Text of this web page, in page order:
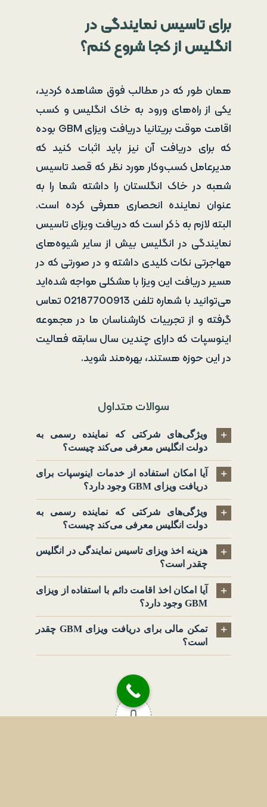
برای تاسیس نمایندگی در
انگلیس از کجا شروع کنم؟
همان طور که در مطالب فوق مشاهده کردید،
یکی از راه‌های ورود به خاک انگلیس و کسب
اقامت موقت بریتانیا دریافت ویزای GBM بوده
که برای دریافت آن نیز باید اثبات کنید که
مدیرعامل کسب‌وکار مورد نظر که قصد تاسیس
شعبه در خاک انگلستان را داشته شما را به
عنوان نماینده انحصاری معرفی کرده است.
البته لازم به ذکر است که دریافت ویزای تاسیس
نمایندگی در انگلیس بیش از سایر شیوه‌های
مهاجرتی نکات کلیدی داشته و در صورتی که در
مسیر دریافت این ویزا با مشکلی مواجه شده‌اید
می‌توانید با شماره تلفن 02187700913 تماس
گرفته و از تجربیات کارشناسان ما در مجموعه
اینوسپات که دارای چندین سال سابقه فعالیت
در این حوزه هستند، بهره‌مند شوید.
سوالات متداول
ویژگی‌های شرکتی که نماینده رسمی به
دولت انگلیس معرفی می‌کند چیست؟
آیا امکان استفاده از خدمات اینوسپات برای
دریافت ویزای GBM وجود دارد؟
ویژگی‌های شرکتی که نماینده رسمی به
دولت انگلیس معرفی می‌کند چیست؟
هزینه اخذ ویزای تاسیس نمایندگی در انگلیس
چقدر است؟
آیا امکان اخذ اقامت دائم با استفاده از ویزای
GBM وجود دارد؟
تمکن مالی برای دریافت ویزای GBM چقدر
است؟
0